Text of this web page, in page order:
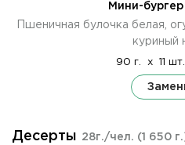
Мини-бургер
Пшеничная булочка белая,
куриный
90 г. x 11 шт.
Десерты 28г./чел. (1 650